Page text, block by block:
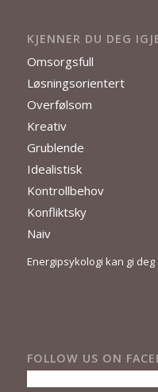
KJENNER DU DEG
Omsorgsfull
Løsningsorientert
Overfølsom
Kreativ
Grublende
Idealistisk
Kontrollbehov
Konfliktsky
Naiv
Energipsykologi kan gi
FOLLOW US ON